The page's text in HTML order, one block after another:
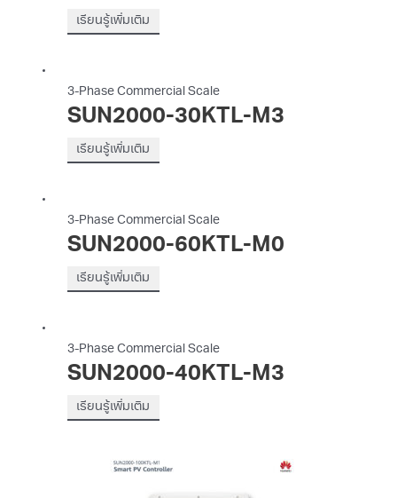
เรียนรู้เพิ่มเติม
3-Phase Commercial Scale
SUN2000-30KTL-M3
เรียนรู้เพิ่มเติม
3-Phase Commercial Scale
SUN2000-60KTL-M0
เรียนรู้เพิ่มเติม
3-Phase Commercial Scale
SUN2000-40KTL-M3
เรียนรู้เพิ่มเติม